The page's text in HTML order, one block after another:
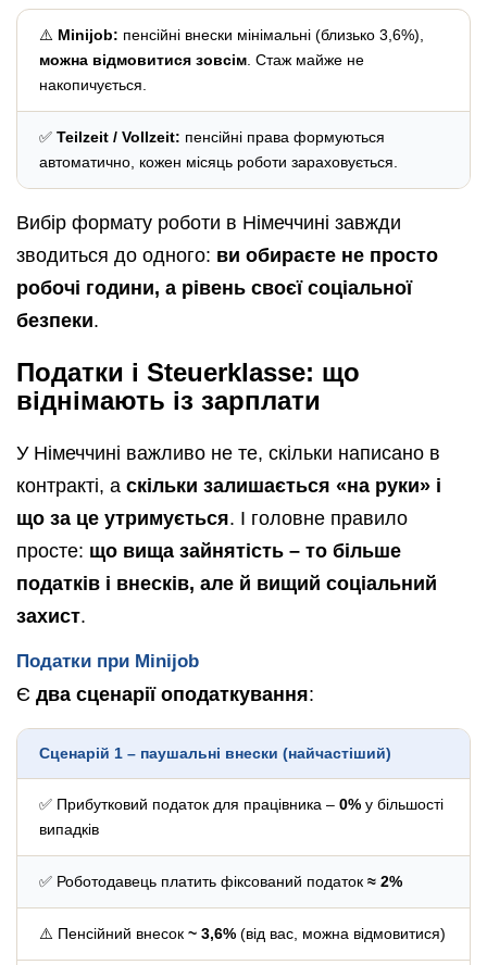
⚠️ Minijob: пенсійні внески мінімальні (близько 3,6%),
можна відмовитися зовсім . Стаж майже не
накопичується.
✅ Teilzeit / Vollzeit: пенсійні права формуються
автоматично, кожен місяць роботи зараховується.
Вибір формату роботи в Німеччині завжди
зводиться до одного: ви обираєте не просто
робочі години, а рівень своєї соціальної
безпеки.
Податки і Steuerklasse: що
віднімають із зарплати
У Німеччині важливо не те, скільки написано в
контракті, а скільки залишається «на руки» і
що за це утримується. І головне правило
просте: що вища зайнятість – то більше
податків і внесків, але й вищий соціальний
захист.
Податки при Minijob
Є два сценарії оподаткування:
Сценарій 1 – паушальні внески (найчастіший)
✅ Прибутковий податок для працівника – 0% у більшості
випадків
✅ Роботодавець платить фіксований податок ≈ 2%
⚠️ Пенсійний внесок ~ 3,6% (від вас, можна відмовитися)